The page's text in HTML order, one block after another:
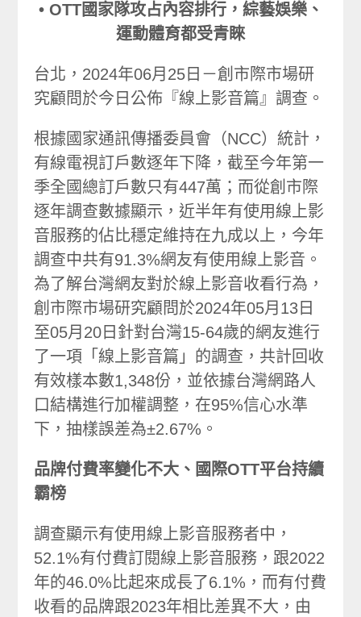
• OTT國家隊攻占內容排行，綜藝娛樂、
運動體育都受青睞
台北，2024年06月25日－創市際市場研
究顧問於今日公佈『線上影音篇』調查。
根據國家通訊傳播委員會（NCC）統計，
有線電視訂戶數逐年下降，截至今年第一
季全國總訂戶數只有447萬；而從創市際
逐年調查數據顯示，近半年有使用線上影
音服務的佔比穩定維持在九成以上，今年
調查中共有91.3%網友有使用線上影音。
為了解台灣網友對於線上影音收看行為，
創市際市場研究顧問於2024年05月13日
至05月20日針對台灣15-64歲的網友進行
了一項「線上影音篇」的調查，共計回收
有效樣本數1,348份，並依據台灣網路人
口結構進行加權調整，在95%信心水準
下，抽樣誤差為±2.67%。
品牌付費率變化不大、國際OTT平台持續
霸榜
調查顯示有使用線上影音服務者中，
52.1%有付費訂閱線上影音服務，跟2022
年的46.0%比起來成長了6.1%，而有付費
收看的品牌跟2023年相比差異不大，由